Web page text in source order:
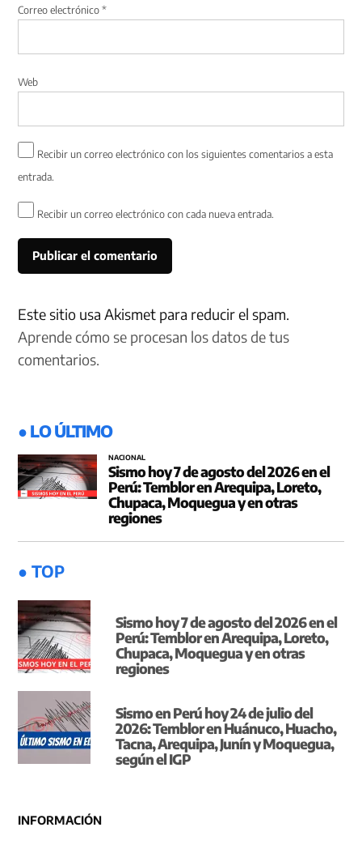
Correo electrónico*
Web
Recibir un correo electrónico con los siguientes comentarios a esta
entrada.
Recibir un correo electrónico con cada nueva entrada.
Este sitio usa Akismet para reducir el spam.
Aprende cómo se procesan los datos de tus
comentarios.
● LO ÚLTIMO
NACIONAL
Sismo hoy 7 de agosto del 2026 en el
Perú: Temblor en Arequipa, Loreto,
Chupaca, Moquegua y en otras
regiones
● TOP
Sismo hoy 7 de agosto del 2026 en el
Perú: Temblor en Arequipa, Loreto,
Chupaca, Moquegua y en otras
regiones
Sismo en Perú hoy 24 de julio del
2026: Temblor en Huánuco, Huacho,
Tacna, Arequipa, Junín y Moquegua,
según el IGP
INFORMACIÓN